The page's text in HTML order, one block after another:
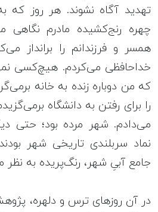
تهدید آگاه نشوند. هر روز که
چهره‌ رنج‌کشیده‌ مادرم نگاهی
همسر و فرزندانم را برانداز
خداحافظی می‌کردم. هیچ‌کسی
که من دوباره زنده به خانه
را برای رفتن به دانشگاه
می‌دادم. شهر مرده بود؛ حتی
نماد سربلندی تاریخی شهر
جامع آبیِ شهر، رنگ‌پریده به نظر
در آن روزهای ترس و دلهره،